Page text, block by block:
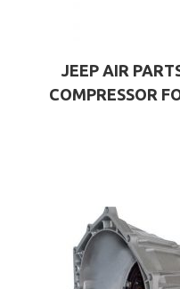
JEEP AIR
COMPRESSOR